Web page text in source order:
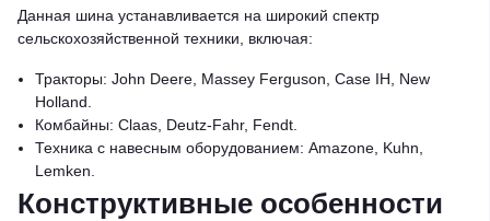
Данная шина устанавливается на широкий спектр
сельскохозяйственной техники, включая:
Тракторы: John Deere, Massey Ferguson, Case IH, New
Holland.
Комбайны: Claas, Deutz-Fahr, Fendt.
Техника с навесным оборудованием: Amazone, Kuhn,
Lemken.
Конструктивные особенности